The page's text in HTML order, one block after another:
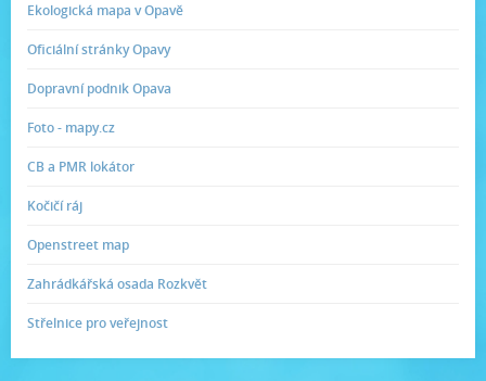
Ekologická mapa v Opavě
Oficiální stránky Opavy
Dopravní podnik Opava
Foto - mapy.cz
CB a PMR lokátor
Kočičí ráj
Openstreet map
Zahrádkářská osada Rozkvět
Střelnice pro veřejnost